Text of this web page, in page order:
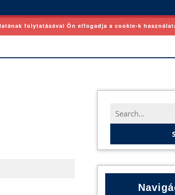
Search
for:
folytatásával Ön elfogadja a cookie-k